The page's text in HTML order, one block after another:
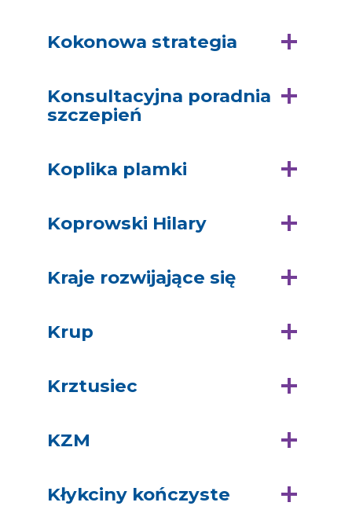
Kokonowa strategia
Konsultacyjna poradnia
szczepień
Koplika plamki
Koprowski Hilary
Kraje rozwijające się
Krup
Krztusiec
KZM
Kłykciny kończyste